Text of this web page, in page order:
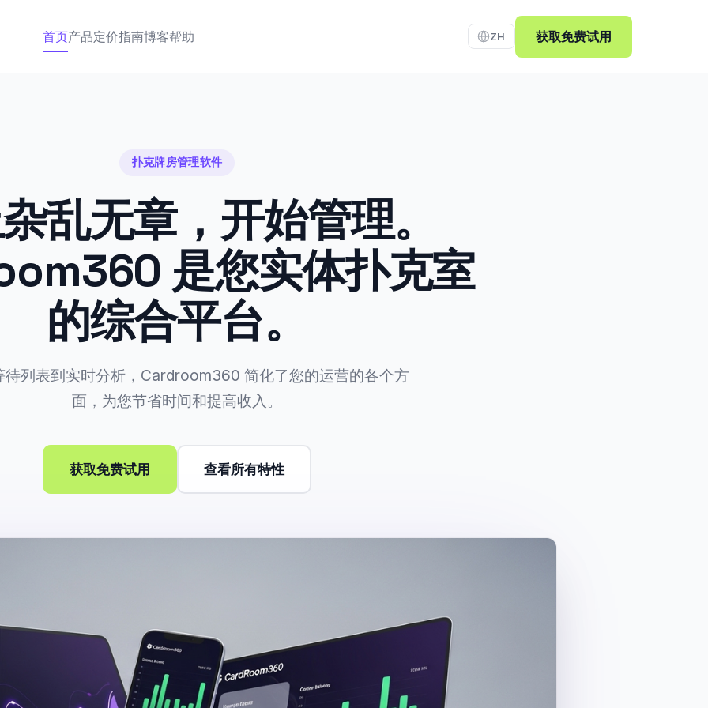
首页产品定价指南博客帮助 ZH 获取免费试用
扑克牌房管理软件
乱无章，开始管理。
是您实体扑克室
的综合平台。
待列表到实时分析，Cardroom360 简化了您的运营的各个方
面，为您节省时间和提高收入。
获取免费试用 查看所有特性